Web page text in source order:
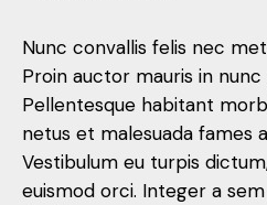
Nunc convallis felis nec
Proin auctor mauris in
Pellentesque habitant
netus et malesuada fames
Vestibulum eu turpis
euismod orci. Integer a